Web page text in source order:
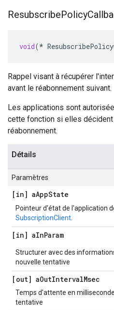
ResubscribePolicy
void(*
Rappel visant à récupérer
avant le réabonnement suivant.
Les applications sont
cette fonction si elles décident
réabonnement.
Détails
Paramètres
[in] aAppState
Pointeur d'état de l'application
SubscriptionClient
[in] aInParam
Structurer avec des
nouvelle tentative
[out] aOutIntervalMsec
Temps d'attente en
tentative